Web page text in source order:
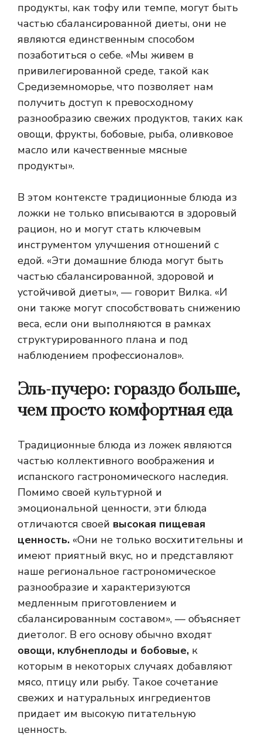
продукты, как тофу или темпе, могут быть
частью сбалансированной диеты, они не
являются единственным способом
позаботиться о себе. «Мы живем в
привилегированной среде, такой как
Средиземноморье, что позволяет нам
получить доступ к превосходному
разнообразию свежих продуктов, таких как
овощи, фрукты, бобовые, рыба, оливковое
масло или качественные мясные
продукты».
В этом контексте традиционные блюда из
ложки не только вписываются в здоровый
рацион, но и могут стать ключевым
инструментом улучшения отношений с
едой. «Эти домашние блюда могут быть
частью сбалансированной, здоровой и
устойчивой диеты», — говорит Вилка. «И
они также могут способствовать снижению
веса, если они выполняются в рамках
структурированного плана и под
наблюдением профессионалов».
Эль-пучеро: гораздо больше,
чем просто комфортная еда
Традиционные блюда из ложек являются
частью коллективного воображения и
испанского гастрономического наследия.
Помимо своей культурной и
эмоциональной ценности, эти блюда
отличаются своей высокая пищевая
ценность. «Они не только восхитительны и
имеют приятный вкус, но и представляют
наше региональное гастрономическое
разнообразие и характеризуются
медленным приготовлением и
сбалансированным составом», — объясняет
диетолог. В его основу обычно входят
овощи, клубнеплоды и бобовые, к
которым в некоторых случаях добавляют
мясо, птицу или рыбу. Такое сочетание
свежих и натуральных ингредиентов
придает им высокую питательную
ценность.